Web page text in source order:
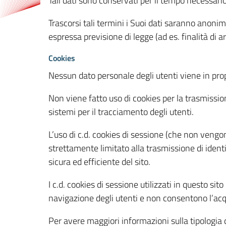
Trascorsi tali termini i Suoi dati saranno
espressa previsione di legge (ad es. finalità di
Cookies
Nessun dato personale degli utenti viene in
Non viene fatto uso di cookies per la
sistemi per il tracciamento degli utenti.
L’uso di c.d. cookies di sessione (che non
strettamente limitato alla trasmissione di
sicura ed efficiente del sito.
I c.d. cookies di sessione utilizzati in questo
navigazione degli utenti e non consentono
Per avere maggiori informazioni sulla